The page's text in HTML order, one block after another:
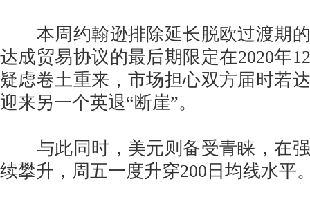
本周约翰逊排除延长脱欧过渡期的
达成贸易协议的最后期限定在2020年
疑虑卷土重来，市场担心双方届时若
迎来另一个英退“断崖”。
与此同时，美元则备受青睐，在强
续攀升，周五一度升穿200日均线水平